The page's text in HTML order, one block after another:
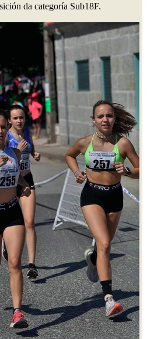
da categoría Sub18F.